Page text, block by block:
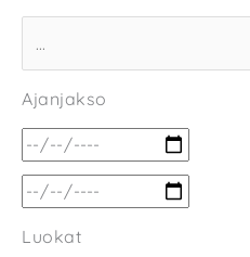
Ajanjakso
Luokat